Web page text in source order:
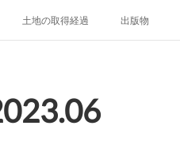
土地の取得経過 出版物
.06